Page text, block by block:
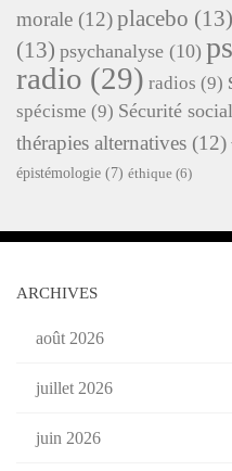
morale (12)placebo (13)
(13) psychanalyse (10)
radio (29) radios (9)
spécisme (9) Sécurité
thérapies alternatives (12)
épistémologie (7) éthique (6)
ARCHIVES
août 2026
juillet 2026
juin 2026